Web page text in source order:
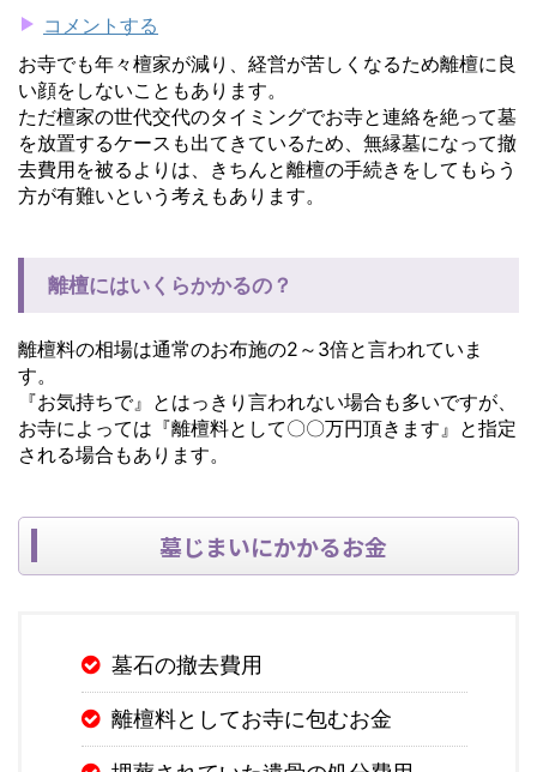
コメントする
お寺でも年々檀家が減り、経営が苦しくなるため離檀に良
い顔をしないこともあります。
ただ檀家の世代交代のタイミングでお寺と連絡を絶って墓
を放置するケースも出てきているため、無縁墓になって撤
去費用を被るよりは、きちんと離檀の手続きをしてもらう
方が有難いという考えもあります。
離檀にはいくらかかるの？
離檀料の相場は通常のお布施の2～3倍と言われていま
す。
『お気持ちで』とはっきり言われない場合も多いですが、
お寺によっては『離檀料として〇〇万円頂きます』と指定
される場合もあります。
墓じまいにかかるお金
墓石の撤去費用
離檀料としてお寺に包むお金